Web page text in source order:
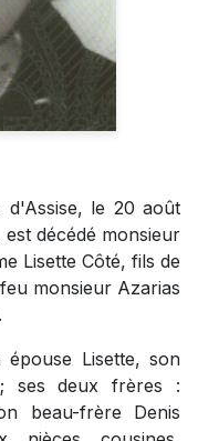
le 20 août
est décédé monsieur
Lisette Côté, fils de
monsieur Azarias
Lisette, son
ses deux frères :
beau-frère Denis